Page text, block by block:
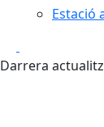
Estació
Darrera